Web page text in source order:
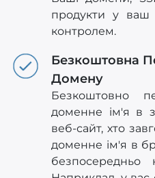
продукти у ваш
контролем.
Безкоштовна
Домену
Безкоштовно
доменне ім'я в
веб-сайт, хто
доменне ім'я в